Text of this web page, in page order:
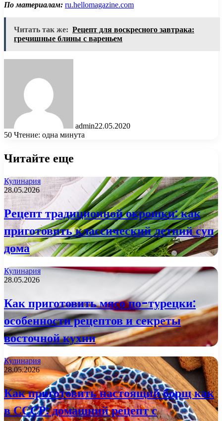
По материалам: ru.hellomagazine.com
Читать так же: Рецепт для воскресного завтрака:
гречишные блины с вареньем
admin22.05.2020
50 Чтение: одна минута
Читайте еще
Кулинария
28.05.2026
Рецепт традиционной окрошки: как
приготовить классический летний суп
дома
Кулинария
28.05.2026
Как приготовить мясо по-турецки:
особенности рецептов и секреты
восточной кухни
Кулинария
28.05.2026
Как приготовить настоящий борщ как
в СССР: домашний рецепт с